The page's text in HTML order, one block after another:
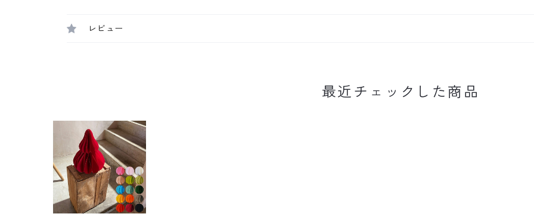
レビュー
最近チェックした商品